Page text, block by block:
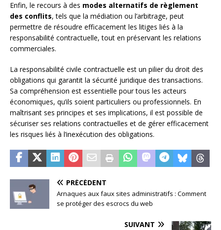
Enfin, le recours à des modes alternatifs de règlement
des conflits, tels que la médiation ou l’arbitrage, peut
permettre de résoudre efficacement les litiges liés à la
responsabilité contractuelle, tout en préservant les relations
commerciales.
La responsabilité civile contractuelle est un pilier du droit des
obligations qui garantit la sécurité juridique des transactions.
Sa compréhension est essentielle pour tous les acteurs
économiques, qu’ils soient particuliers ou professionnels. En
maîtrisant ses principes et ses implications, il est possible de
sécuriser ses relations contractuelles et de gérer efficacement
les risques liés à l’inexécution des obligations.
PRÉCÉDENT
Arnaques aux faux sites administratifs : Comment
se protéger des escrocs du web
SUIVANT